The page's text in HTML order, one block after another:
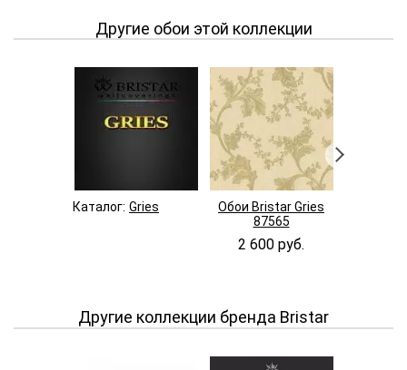
Другие обои этой коллекции
Каталог: Gries
Обои Bristar Gries
87565
2 600 руб.
Другие коллекции бренда Bristar